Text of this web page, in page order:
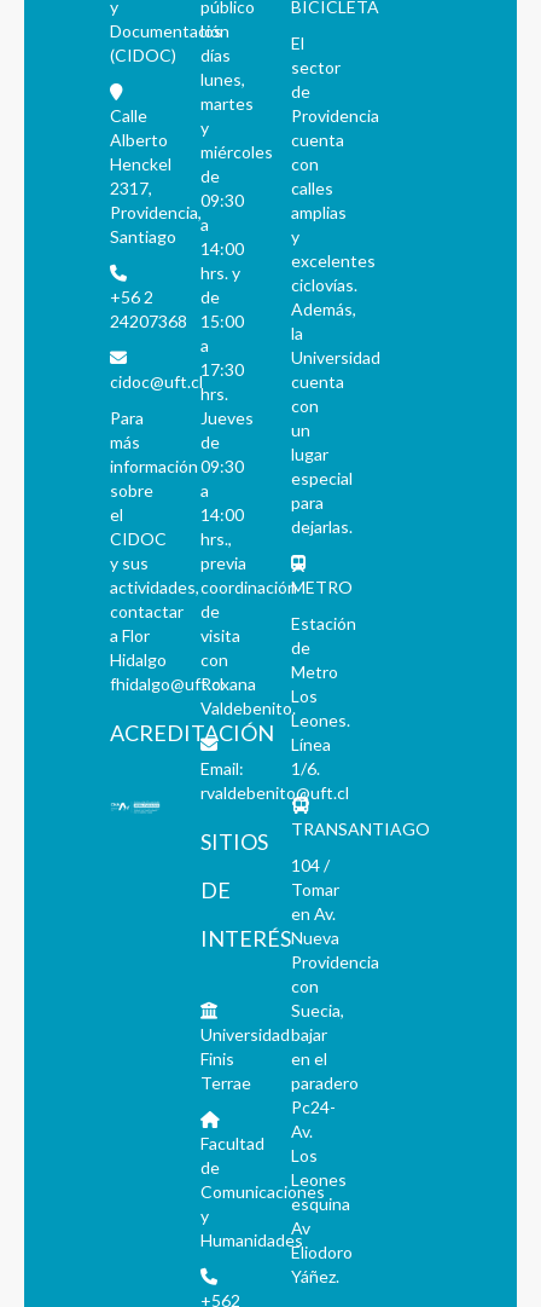
y
Documentación
(CIDOC)
Calle
Alberto
Henckel
2317,
Providencia,
Santiago
+56 2
24207368
cidoc@uft.cl
Para
más
información
sobre
el
CIDOC
y sus
actividades,
contactar
a Flor
Hidalgo
fhidalgo@uft.cl
ACREDITACIÓN
público
los
días
lunes,
martes
y
miércoles
de
09:30
a
14:00
hrs. y
de
15:00
a
17:30
hrs.
Jueves
de
09:30
a
14:00
hrs.,
previa
coordinación
de
visita
con
Roxana
Valdebenito.
Email:
rvaldebenito@uft.cl
SITIOS
DE
INTERÉS
Universidad
Finis
Terrae
Facultad
de
Comunicaciones
y
Humanidades
+562
BICICLETA
El
sector
de
Providencia
cuenta
con
calles
amplias
y
excelentes
ciclovías.
Además,
la
Universidad
cuenta
con
un
lugar
especial
para
dejarlas.
METRO
Estación
de
Metro
Los
Leones.
Línea
1/6.
TRANSANTIAGO
104 /
Tomar
en Av.
Nueva
Providencia
con
Suecia,
bajar
en el
paradero
Pc24-
Av.
Los
Leones
esquina
Av
Eliodoro
Yáñez.